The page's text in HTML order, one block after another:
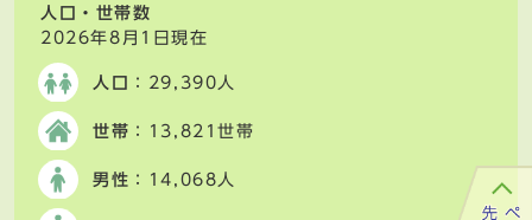
人口・世帯数
2026年8月1日現在
人口 ：29,390人
世帯 ：13,821世帯
男性 ：14,068人